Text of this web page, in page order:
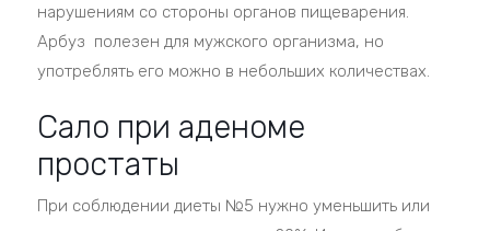
нарушениям со стороны органов пищеварения.
Арбуз полезен для мужского организма, но
употреблять его можно в небольших количествах.
Сало при аденоме
простаты
При соблюдении диеты №5 нужно уменьшить или